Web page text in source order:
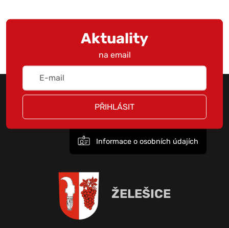
Aktuality
na email
PŘIHLÁSIT
Informace o osobních údajích
ŽELEŠICE